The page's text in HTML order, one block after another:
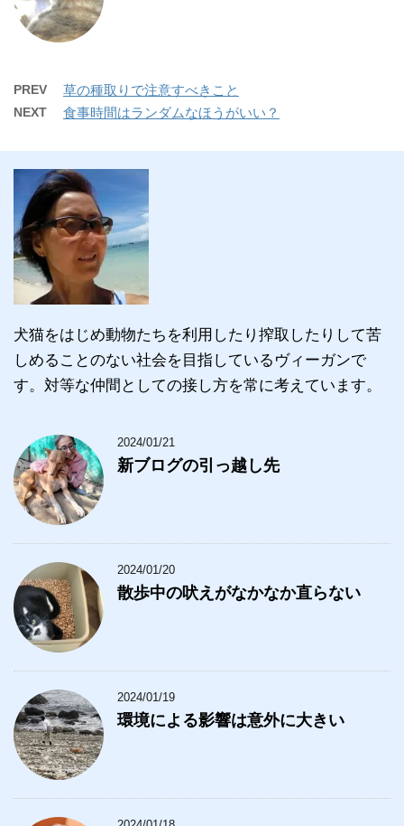
PREV 草の種取りで注意すべきこと
NEXT 食事時間はランダムなほうがいい？
犬猫をはじめ動物たちを利用したり搾取したりして苦
しめることのない社会を目指しているヴィーガンで
す。対等な仲間としての接し方を常に考えています。
2024/01/21
新ブログの引っ越し先
2024/01/20
散歩中の吠えがなかなか直らない
2024/01/19
環境による影響は意外に大きい